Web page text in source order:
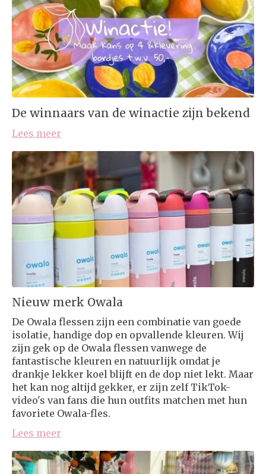
De winnaars van de winactie zijn bekend
Lees meer
Nieuw merk Owala
De Owala flessen zijn een combinatie van goede
isolatie, handige dop en opvallende kleuren. Wij
zijn gek op de Owala flessen vanwege de
fantastische kleuren en natuurlijk omdat je
drankje lekker koel blijft en de dop niet lekt. Maar
het kan nog altijd gekker, er zijn zelf TikTok-
video's van fans die hun outfits matchen met hun
favoriete Owala-fles.
Lees meer